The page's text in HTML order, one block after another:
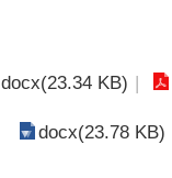
docx(23.34 KB)
docx(23.78 KB)